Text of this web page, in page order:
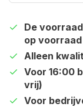
De
op voorraad
Alleen
Voor 16:00
vrij)
Voor